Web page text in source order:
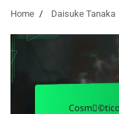
Home Daisuke Tanaka